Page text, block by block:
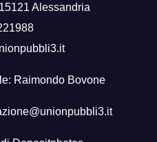
Alessandria
Raimondo Bovone